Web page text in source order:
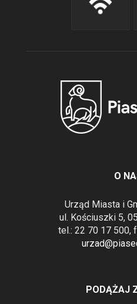
O
Urząd Miasta i
ul. Kościuszki 5,
tel.: 22 70 17 500,
PODĄŻAJ